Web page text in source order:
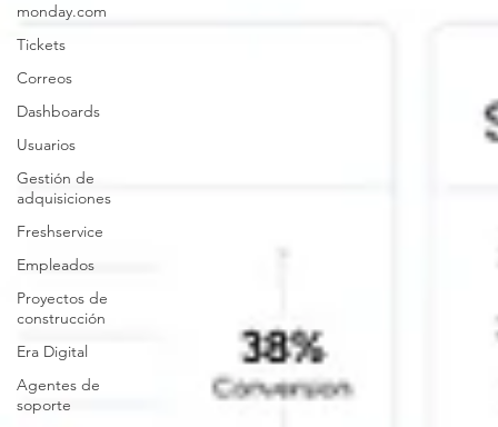
monday.com
Tickets
Correos
Dashboards
Usuarios
Gestión de
adquisiciones
Freshservice
Empleados
Proyectos de
construcción
Era Digital
Agentes de
soporte